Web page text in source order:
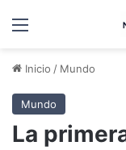
Menú
Inicio / Mundo
Mundo
La